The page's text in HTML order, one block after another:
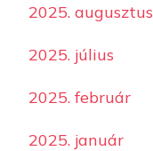
2025. augusztus
2025. július
2025. február
2025. január